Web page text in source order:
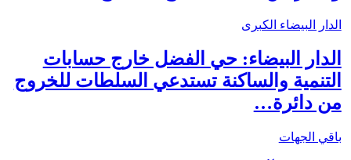
الدار البيضاء الكبرى
الدار البيضاء: حي الفضل خارج حسابات
التنمية والساكنة تستدعي السلطات للخروج
من دائرة…
باقي الجهات